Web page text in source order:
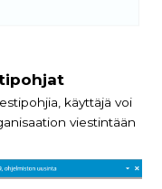
käyttäjä voi
viestintään